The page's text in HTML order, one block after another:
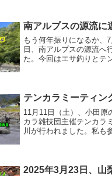
を兼ねて遊んできました
予想以上に好反応、爆釣
南アルプスの源流に
もう何年振りになるか、
日、南アルプスの源流へ
た。今回はエサ釣りとテ
部。それだけに釣れる...
テンカラミーティン
11月11日（土）、小田原
カラ雑技団主催テンカラ
川が行われました。私も
流するという漁協にと...
2025年3月23日、山